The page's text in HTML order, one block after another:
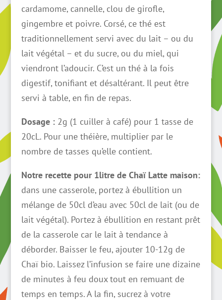
cardamome, cannelle, clou de girofle,
gingembre et poivre. Corsé, ce thé est
traditionnellement servi avec du lait – ou du
lait végétal – et du sucre, ou du miel, qui
viendront l’adoucir. C’est un thé à la fois
digestif, tonifiant et désaltérant. Il peut être
servi à table, en fin de repas.
Dosage : 2g (1 cuiller à café) pour 1 tasse de
20cL. Pour une théière, multiplier par le
nombre de tasses qu’elle contient.
Notre recette pour 1litre de Chaï Latte maison:
dans une casserole, portez à ébullition un
mélange de 50cl d’eau avec 50cl de lait (ou de
lait végétal). Portez à ébullition en restant prêt
de la casserole car le lait à tendance à
déborder. Baisser le feu, ajouter 10-12g de
Chaï bio. Laissez l’infusion se faire une dizaine
de minutes à feu doux tout en remuant de
temps en temps. A la fin, sucrez à votre